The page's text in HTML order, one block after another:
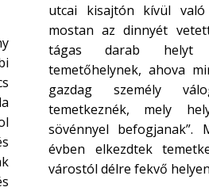
utcai kisajtón kívül
mostan az dinnyét
tágas darab helyt
temetőhelynek, ahova
gazdag személy
temetkeznék, mely
sövénnyel befogjanak”.
évben elkezdtek
várostól délre fekvő